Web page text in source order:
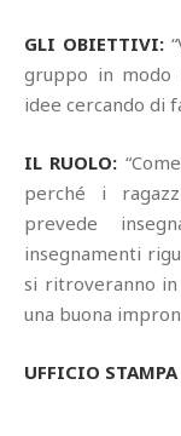
GLI OBIETTIVI:
gruppo in modo
idee cercando di
IL RUOLO:
perché i
prevede
insegnamenti
si ritroveranno
una buona
UFFICIO